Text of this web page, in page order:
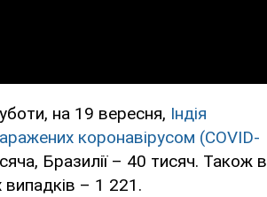
на 19 вересня, Індія
коронавірусом (COVID-
Бразилії – 40 тисяч. Також в
випадків – 1 221.